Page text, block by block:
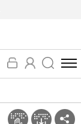
전
체
뉴
보